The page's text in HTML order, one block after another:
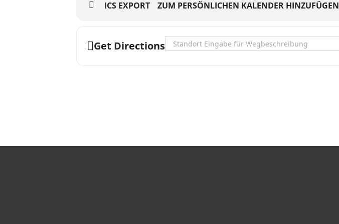
ICS EXPORT ZUM PERSÖNLICHEN KALENDER HINZUFÜGEN
Get Directions Address - Sommertheater: Die Wette []